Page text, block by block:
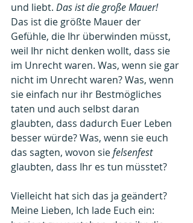
und liebt. Das ist die große Mauer!
Das ist die größte Mauer der
Gefühle, die Ihr überwinden müsst,
weil Ihr nicht denken wollt, dass sie
im Unrecht waren. Was, wenn sie gar
nicht im Unrecht waren? Was, wenn
sie einfach nur ihr Bestmögliches
taten und auch selbst daran
glaubten, dass dadurch Euer Leben
besser würde? Was, wenn sie euch
das sagten, wovon sie felsenfest
glaubten, dass Ihr es tun müsstet?
Vielleicht hat sich das ja geändert?
Meine Lieben, Ich lade Euch ein: